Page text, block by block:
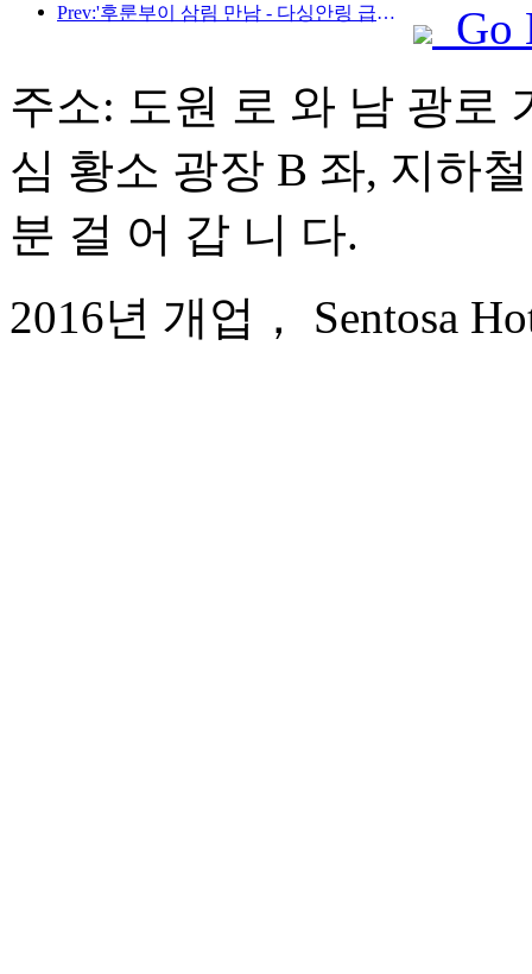
Prev:'후룬부이 삼림 만남 - 다싱안링 급행열차 - 별빛 열차 - 천이 여행' 관광열차가 첫 운행을 시작합니다.
Go
주소: 도원 로 와 남 광로
심 황소 광장 B 좌, 지하
분 걸 어 갑 니 다.
2016년 개업， Sentosa